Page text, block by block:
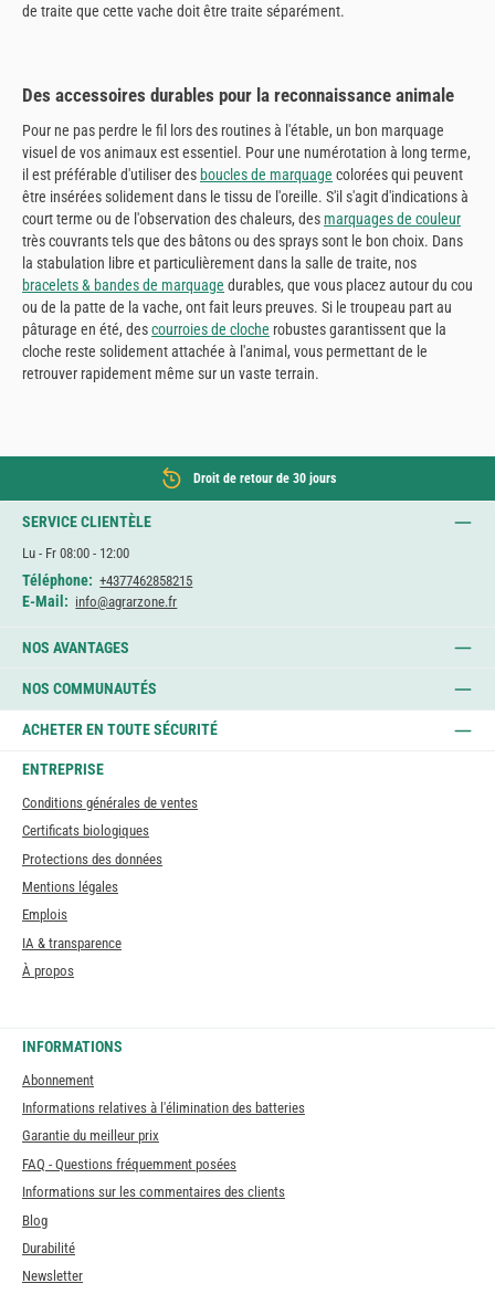
de traite que cette vache doit être traite séparément.
Des accessoires durables pour la reconnaissance animale
Pour ne pas perdre le fil lors des routines à l'étable, un bon marquage
visuel de vos animaux est essentiel. Pour une numérotation à long terme,
il est préférable d'utiliser des boucles de marquage colorées qui peuvent
être insérées solidement dans le tissu de l'oreille. S'il s'agit d'indications à
court terme ou de l'observation des chaleurs, des marquages de couleur
très couvrants tels que des bâtons ou des sprays sont le bon choix. Dans
la stabulation libre et particulièrement dans la salle de traite, nos
bracelets & bandes de marquage durables, que vous placez autour du cou
ou de la patte de la vache, ont fait leurs preuves. Si le troupeau part au
pâturage en été, descourroies de cloche robustes garantissent que la
cloche reste solidement attachée à l'animal, vous permettant de le
retrouver rapidement même sur un vaste terrain.
Droit de retour de 30 jours
SERVICE CLIENTÈLE
Lu - Fr 08:00 - 12:00
Téléphone: +4377462858215
E-Mail: info@agrarzone.fr
NOS AVANTAGES
NOS COMMUNAUTÉS
ACHETER EN TOUTE SÉCURITÉ
ENTREPRISE
Conditions générales de ventes
Certificats biologiques
Protections des données
Mentions légales
Emplois
IA & transparence
À propos
INFORMATIONS
Abonnement
Informations relatives à l'élimination des batteries
Garantie du meilleur prix
FAQ - Questions fréquemment posées
Informations sur les commentaires des clients
Blog
Durabilité
Newsletter